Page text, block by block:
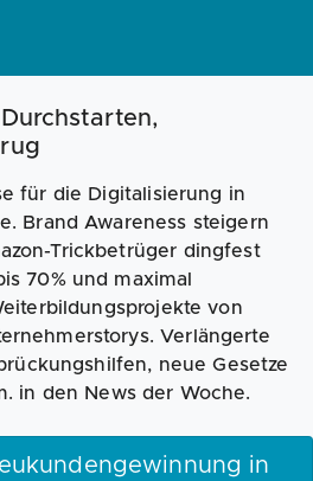
Magazin Businessplan Fördermittel
für die Digitalisierung in
Brand Awareness steigern
Trickbetrüger dingfest
70% und maximal
von
Verlängerte
neue Gesetze
in den News der Woche.
in